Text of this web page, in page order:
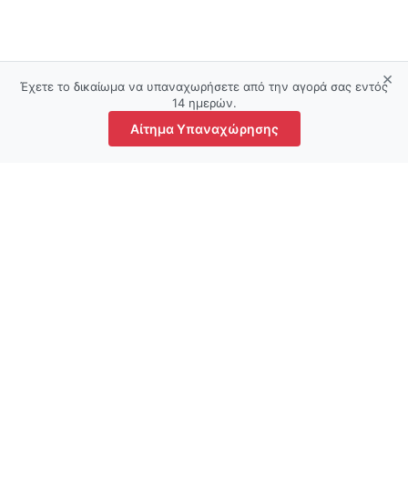
Έχετε το δικαίωμα να υπαναχωρήσετε από την αγορά σας εντός
14 ημερών.
Αίτημα Υπαναχώρησης
×